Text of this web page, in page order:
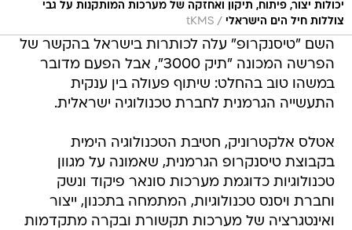
יכולות יצור, פיתוח, תיקון ואחזקה של מערכות המותקנות על גבי
צוללות חיל הים הישראלי /
tKMS
השם "טיסנקרופ" עלה לכותרות בישראל בהקשר של
הפרשה המכונה "תיק 3000", אבל הפעם מדובר
במשהו טוב בהחלט: שיתוף פעולה בין ענקית
התעשייה הגרמנית לחברת טכנולוגיה ישראלית.
אטלס אלקטרוניק, חטיבת הטכנולוגיה הימית
בקבוצת טיסנקרופ הגרמנית, שאמונה על מגוון
טכנולוגיות כדוגמת מערכות סונאר פיקוד ונשק
וחברת ויסנס טכנולוגיות, המתמחה בתכנון, ייצור
ואינטגרציה של מערכות תקשורת ובקרה מתקדמות